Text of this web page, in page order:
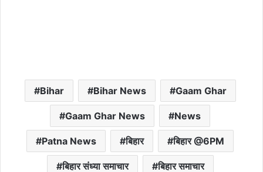
Bihar Bihar News Gaam Ghar
Gaam Ghar News News
Patna News बिहार बिहार @6PM
बिहार संध्या समाचार बिहार समाचार